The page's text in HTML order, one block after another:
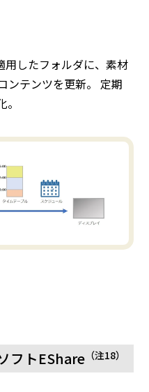
用したフォルダに、素材
ンテンツを更新。 定期
フトEShare （注18）